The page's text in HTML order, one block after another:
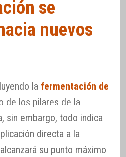
se
nuevos
la fermentación de
de los pilares de la
sin embargo, todo indica
directa a la
su punto máximo